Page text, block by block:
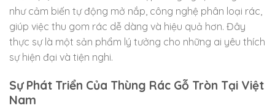
như cảm biến tự động mở nắp, công nghệ phân loại rác,
giúp việc thu gom rác dễ dàng và hiệu quả hơn. Đây
thực sự là một sản phẩm lý tưởng cho những ai yêu thích
sự hiện đại và tiện nghi.
Sự Phát Triển Của Thùng Rác Gỗ Tròn Tại Việt
Nam